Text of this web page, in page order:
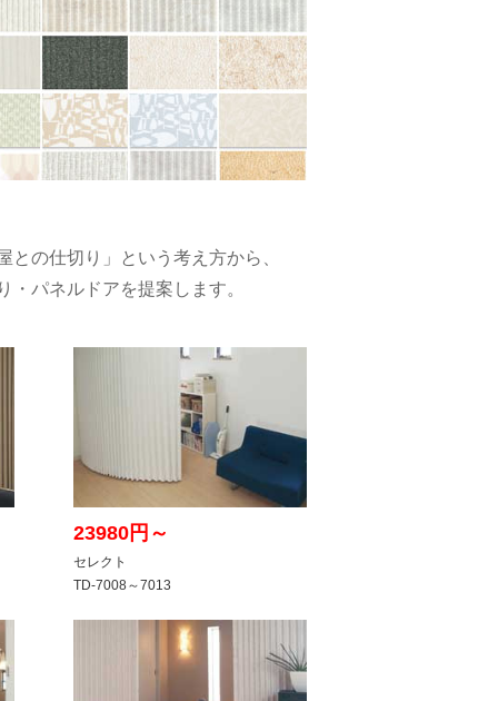
の仕切り」という考え方から、
パネルドアを提案します。